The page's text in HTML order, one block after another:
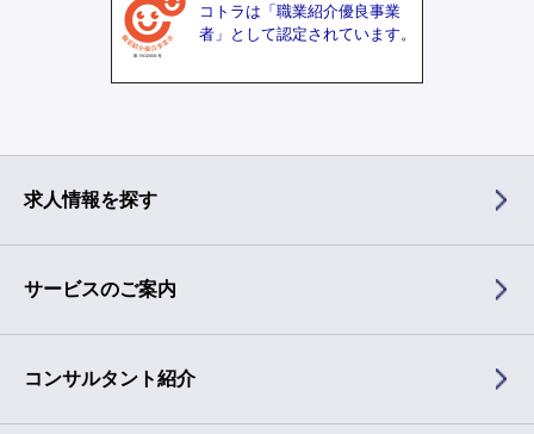
コトラは「職業紹介優良事業
者」として認定されています。
求人情報を探す
サービスのご案内
コンサルタント紹介